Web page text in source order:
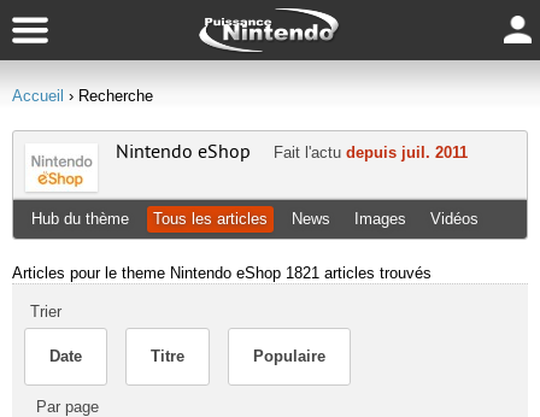
Accueil › Recherche
Nintendo eShop Fait l'actu depuis juil. 2011
Hub du thème Tous les articles News Images Vidéos
Articles pour le theme Nintendo eShop 1821 articles trouvés
Trier
Date Titre Populaire
Par page